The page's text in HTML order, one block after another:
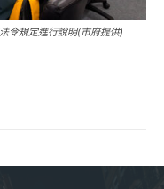
令規定進行說明(市府提供)